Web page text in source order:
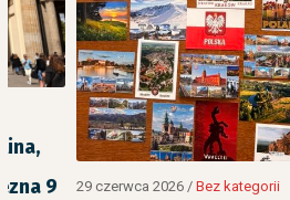
29 czerwca 2026/Bez kategorii